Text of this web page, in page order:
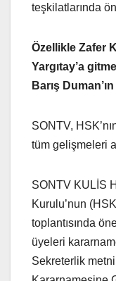
teşkilatlarında
Özellikle Zafer
Yargıtay’a
Barış
SONTV,
tüm gelişmeleri
SONTV KULİS
Kurulu’nun
toplantısında
üyeleri
Sekreterlik metni